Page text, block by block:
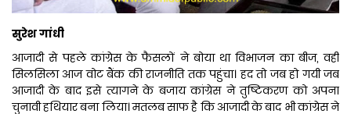
सुरेश गांधी
आजादी से पहले कांग्रेस के फैसलों ने बोया था विभाजन का बीज, वही
सिलसिला आज वोट बैंक की राजनीति तक पहुंचा। हद तो जब हो गयी जब
आजादी के बाद इसे त्यागने के बजाय कांग्रेस ने तुष्टिकरण को अपना
चुनावी हथियार बना लिया। मतलब साफ है कि आजादी के बाद भी कांग्रेस ने